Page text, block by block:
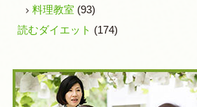
料理教室 (93)
読むダイエット (174)